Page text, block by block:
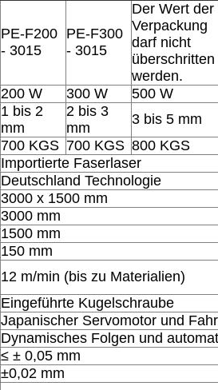
PE-F200
- 3015
PE-F300
- 3015
Der Wert der
Verpackung
darf nicht
überschritten
werden.
200 W 300 W 500 W
1 bis 2
mm
2 bis 3
mm
3 bis 5 mm
700 KGS 700 KGS 800 KGS
Importierte Faserlaser
Deutschland Technologie
3000 x 1500 mm
3000 mm
1500 mm
150 mm
12 m/min (bis zu Materialien)
Eingeführte Kugelschraube
Japanischer Servomotor und
Dynamisches Folgen und
≤ ± 0,05 mm
±0,02 mm